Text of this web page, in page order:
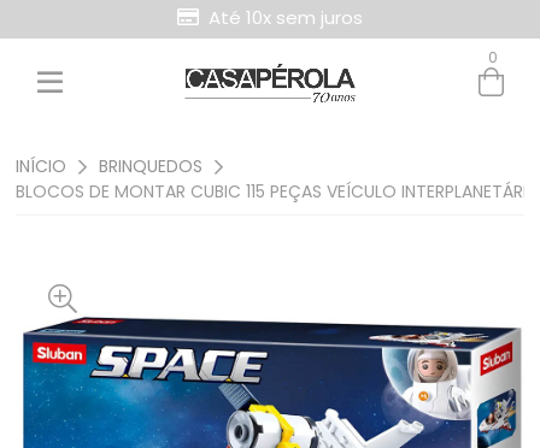
Entre com email ou cpf/cnpj
Até 10x sem juros
0
INÍCIO
BRINQUEDOS
BLOCOS DE MONTAR CUBIC 115 PEÇAS VEÍCULO